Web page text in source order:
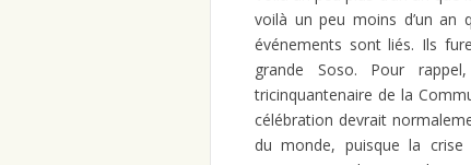
voilà un peu moins d’un an
événements sont liés. Ils
grande Soso. Pour
tricinquantenaire de la
célébration devrait
du monde, puisque la crise